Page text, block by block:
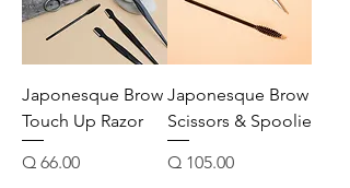
Japonesque Brow
Touch Up Razor
Precio
Q 66.00
Japonesque Brow
Scissors & Spoolie
Precio
Q 105.00